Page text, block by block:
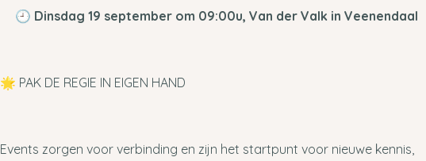
🕘 Dinsdag 19 september om 09:00u, Van der Valk in Veenendaal
🌟 PAK DE REGIE IN EIGEN HAND
Events zorgen voor verbinding en zijn het startpunt voor nieuwe kennis,